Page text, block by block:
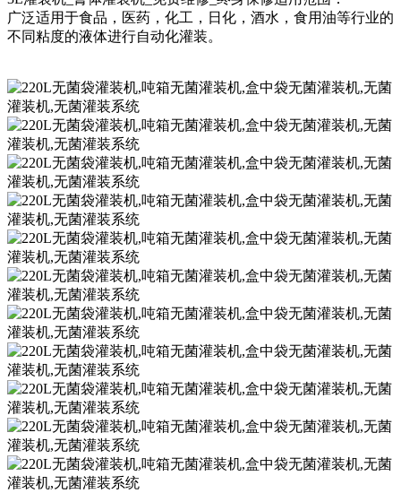
广泛适用于食品，医药，化工，日化，酒水，食用油等行业的
不同粘度的液体进行自动化灌装。